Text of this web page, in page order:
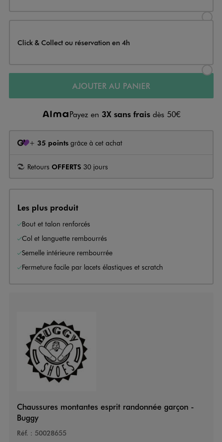
Click & Collect ou réservation en 4h
AJOUTER AU PANIER
Payez en 3X sans frais dès 50€
+ 35 points grâce à cet achat
Retours OFFERTS 30 jours
Les plus produit
Bout et talon renforcés
Col et languette rembourrés
Semelle intérieure rembourrée
Fermeture facile par lacets élastiques et scratch
Chaussures montantes esprit randonnée garçon -
Buggy
Réf. : 50028655